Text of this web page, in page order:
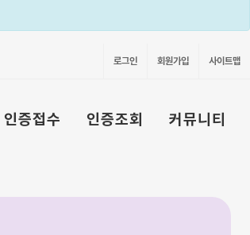
로그인 회원가입 사이트맵
인증접수 인증조회 커뮤니티